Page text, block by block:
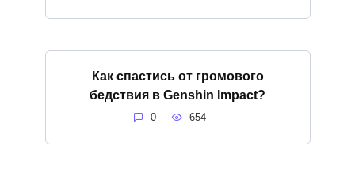
Как спастись от громового
бедствия в Genshin Impact?
0 654